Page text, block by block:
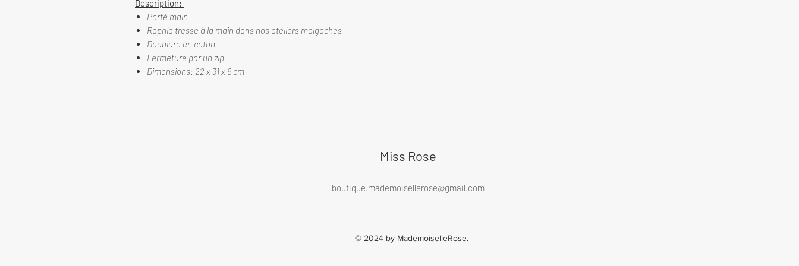
Description:
Porté main
Raphia tressé à la main dans nos ateliers malgaches
Doublure en coton
Fermeture par un zip
Dimensions: 22 x 31 x 6 cm
Miss Rose
boutique.mademoisellerose@gmail.com
© 2024 by MademoiselleRose.